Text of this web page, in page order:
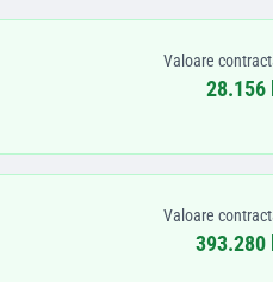
Valoare
28.156
Valoare
393.280